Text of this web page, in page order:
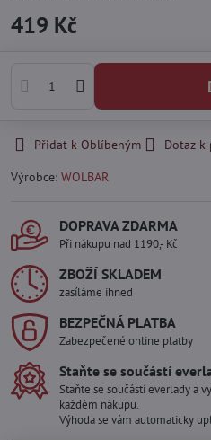
419 Kč
Přidat k Oblíbeným Dotaz k
Výrobce: WOLBAR
DOPRAVA ZDARMA
Při nákupu nad 1190,- Kč
ZBOŽÍ SKLADEM
zasíláme ihned
BEZPEČNÁ PLATBA
Zabezpečené online platby
Staňte se součástí
Staňte se součástí everlady a
každém nákupu.
Výhoda se vám automaticky